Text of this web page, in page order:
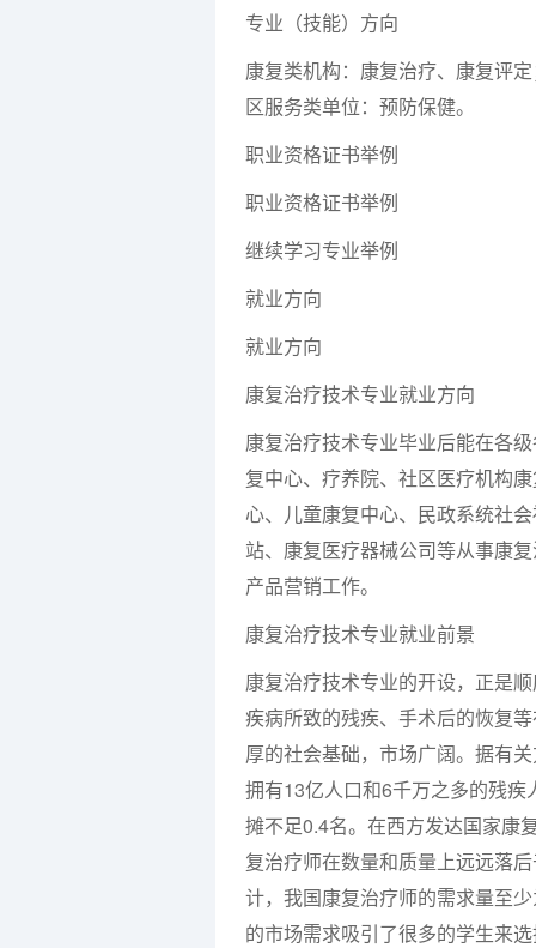
专业（技能）方向
康复类机构：康复治疗、康复评
区服务类单位：预防保健。
职业资格证书举例
职业资格证书举例
继续学习专业举例
就业方向
就业方向
康复治疗技术专业就业方向
康复治疗技术专业毕业后能在各
复中心、疗养院、社区医疗机构
心、儿童康复中心、民政系统社
站、康复医疗器械公司等从事康
产品营销工作。
康复治疗技术专业就业前景
康复治疗技术专业的开设，正是
疾病所致的残疾、手术后的恢复
厚的社会基础，市场广阔。据有
拥有13亿人口和6千万之多的残
摊不足0.4名。在西方发达国家康
复治疗师在数量和质量上远远落
计，我国康复治疗师的需求量至
的市场需求吸引了很多的学生来